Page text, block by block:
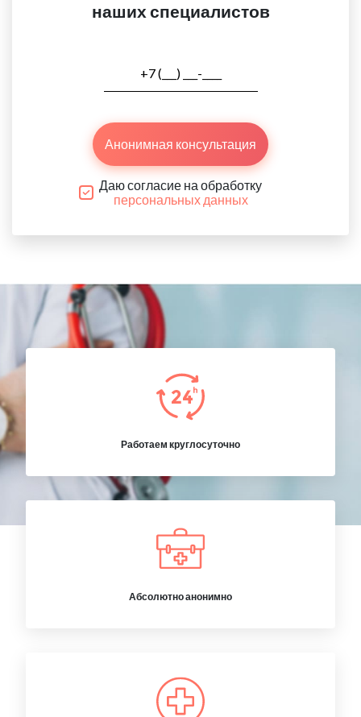
наших специалистов
Анонимная консультация
Даю согласие на обработку
персональных данных
Работаем круглосуточно
Абсолютно анонимно